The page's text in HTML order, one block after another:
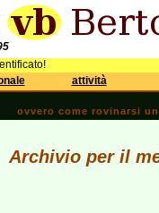
attività
ovvero come rovinarsi
Archivio per il